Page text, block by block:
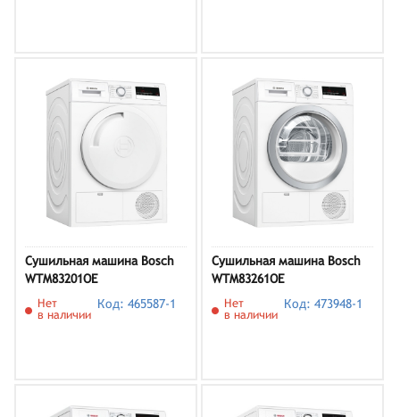
Сушильная машина Bosch
WTM83201OE
Нет
в наличии
Код: 465587-1
Сушильная машина Bosch
WTM83261OE
Нет
в наличии
Код: 473948-1